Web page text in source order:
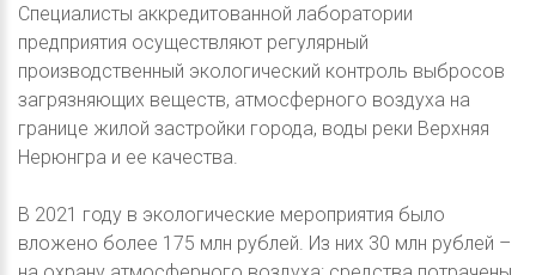
Специалисты аккредитованной лаборатории
предприятия осуществляют регулярный
производственный экологический контроль выбросов
загрязняющих веществ, атмосферного воздуха на
границе жилой застройки города, воды реки Верхняя
Нерюнгра и ее качества.
В 2021 году в экологические мероприятия было
вложено более 175 млн рублей. Из них 30 млн рублей –